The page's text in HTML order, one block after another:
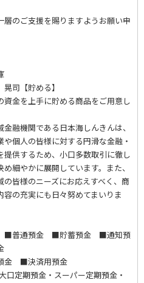
層のご支援を賜りますようお願い申
司【貯める】
資金を上手に貯める商品をご用意し
融機関である日本海しんきんは、
や個人の皆様に対する円滑な金融・
提供するため、小口多数取引に徹し
細やかに展開しています。また、
の皆様のニーズにお応えすべく、商
容の充実にも日々努めてまいりま
普通預金 ■貯蓄預金 ■通知預
金 ■決済用預金
定期預金・スーパー定期預金・